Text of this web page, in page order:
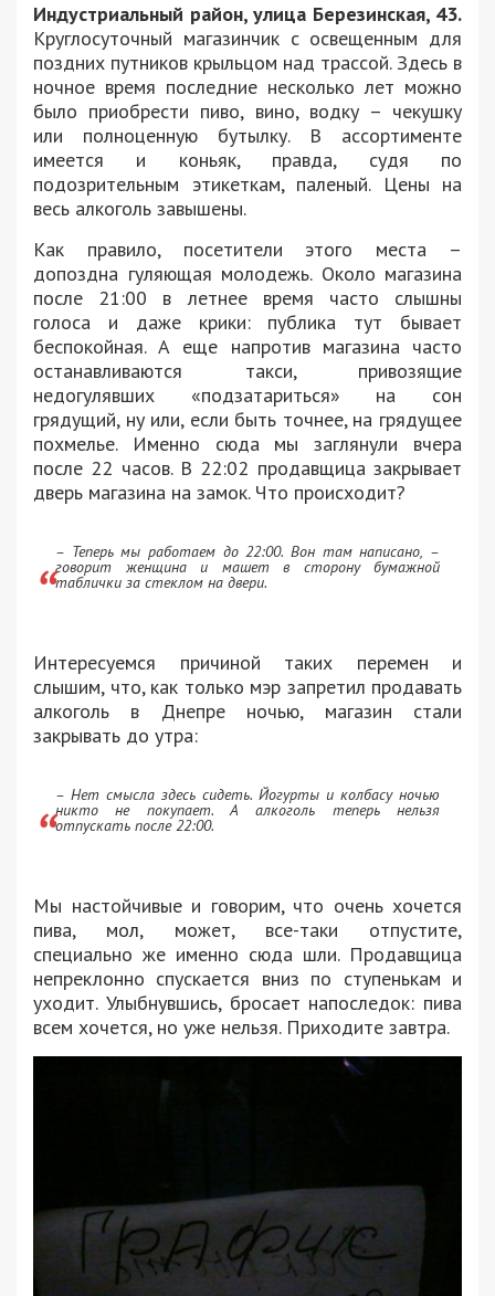
Индустриальный район, улица Березинская, 43.
Круглосуточный магазинчик с освещенным для
поздних путников крыльцом над трассой. Здесь в
ночное время последние несколько лет можно
было приобрести пиво, вино, водку – чекушку
или полноценную бутылку. В ассортименте
имеется и коньяк, правда, судя по
подозрительным этикеткам, паленый. Цены на
весь алкоголь завышены.
Как правило, посетители этого места –
допоздна гуляющая молодежь. Около магазина
после 21:00 в летнее время часто слышны
голоса и даже крики: публика тут бывает
беспокойная. А еще напротив магазина часто
останавливаются такси, привозящие
недогулявших «подзатариться» на сон
грядущий, ну или, если быть точнее, на грядущее
похмелье. Именно сюда мы заглянули вчера
после 22 часов. В 22:02 продавщица закрывает
дверь магазина на замок. Что происходит?
– Теперь мы работаем до 22:00. Вон там написано, –
говорит женщина и машет в сторону бумажной
таблички за стеклом на двери.
Интересуемся причиной таких перемен и
слышим, что, как только мэр запретил продавать
алкоголь в Днепре ночью, магазин стали
закрывать до утра:
– Нет смысла здесь сидеть. Йогурты и колбасу ночью
никто не покупает. А алкоголь теперь нельзя
отпускать после 22:00.
Мы настойчивые и говорим, что очень хочется
пива, мол, может, все-таки отпустите,
специально же именно сюда шли. Продавщица
непреклонно спускается вниз по ступенькам и
уходит. Улыбнувшись, бросает напоследок: пива
всем хочется, но уже нельзя. Приходите завтра.